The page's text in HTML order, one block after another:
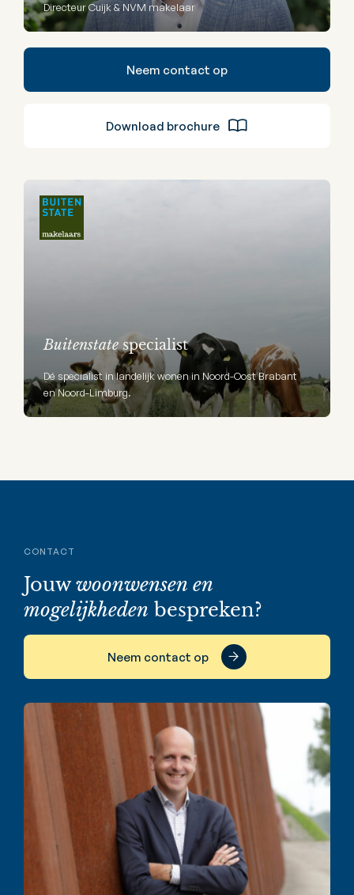
Directeur Cuijk & NVM makelaar
Neem contact op
Download brochure
Buitenstatespecialist
Dé specialist in landelijk wonen in Noord-Oost Brabant
en Noord-Limburg.
CONTACT
Jouwwoonwensen en
mogelijkheden bespreken?
Neem contact op